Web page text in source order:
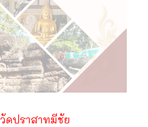
วัดปราสาทมีชัย